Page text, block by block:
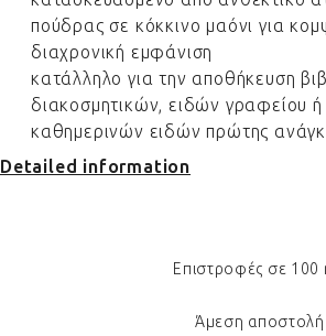
πούδρας σε κόκκινο μαόνι για
διαχρονική εμφάνιση
κατάλληλο για την αποθήκευση
διακοσμητικών, ειδών γραφείου
καθημερινών ειδών πρώτης
Detailed information
Επιστροφές σε 100
Άμεση αποστολή